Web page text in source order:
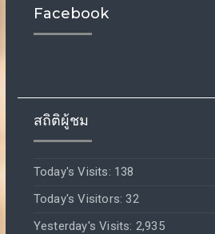
Facebook
สถิติผู้ชม
Today's Visits: 138
Today's Visitors:32
Yesterday's Visits: 2,935